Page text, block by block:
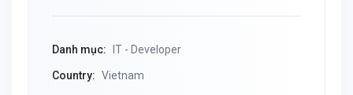
Danh mục: IT - Developer
Country: Vietnam